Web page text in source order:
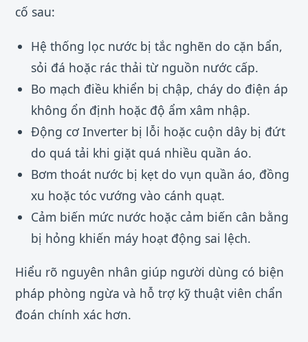
cố sau:
Hệ thống lọc nước bị tắc nghẽn do cặn bẩn,
sỏi đá hoặc rác thải từ nguồn nước cấp.
Bo mạch điều khiển bị chập, cháy do điện áp
không ổn định hoặc độ ẩm xâm nhập.
Động cơ Inverter bị lỗi hoặc cuộn dây bị đứt
do quá tải khi giặt quá nhiều quần áo.
Bơm thoát nước bị kẹt do vụn quần áo, đồng
xu hoặc tóc vướng vào cánh quạt.
Cảm biến mức nước hoặc cảm biến cân bằng
bị hỏng khiến máy hoạt động sai lệch.
Hiểu rõ nguyên nhân giúp người dùng có biện
pháp phòng ngừa và hỗ trợ kỹ thuật viên chẩn
đoán chính xác hơn.